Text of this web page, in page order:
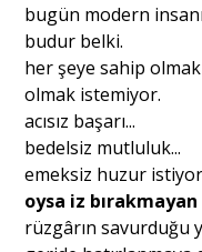
bugün modern
budur belki.
her şeye sahip
olmak istemiyor.
acısız başarı...
bedelsiz mutluluk...
emeksiz huzur
oysa iz
rüzgârın savurduğu